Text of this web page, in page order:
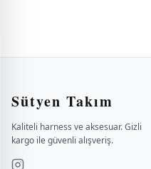
Sütyen Takım
Kaliteli harness ve aksesuar. Gizli
kargo ile güvenli alışveriş.